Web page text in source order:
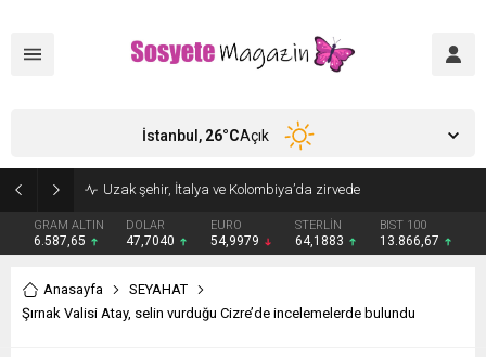
Uzak şehir, İtalya ve Kolombiya’da zirvede
GRAM ALTIN
6.587,65
DOLAR
47,7040
EURO
54,9979
STERLİN
64,1883
BIST 100
13.866,67
İstanbul, 26°CAçık
Anasayfa
SEYAHAT
Şırnak Valisi Atay, selin vurduğu Cizre’de incelemelerde bulundu